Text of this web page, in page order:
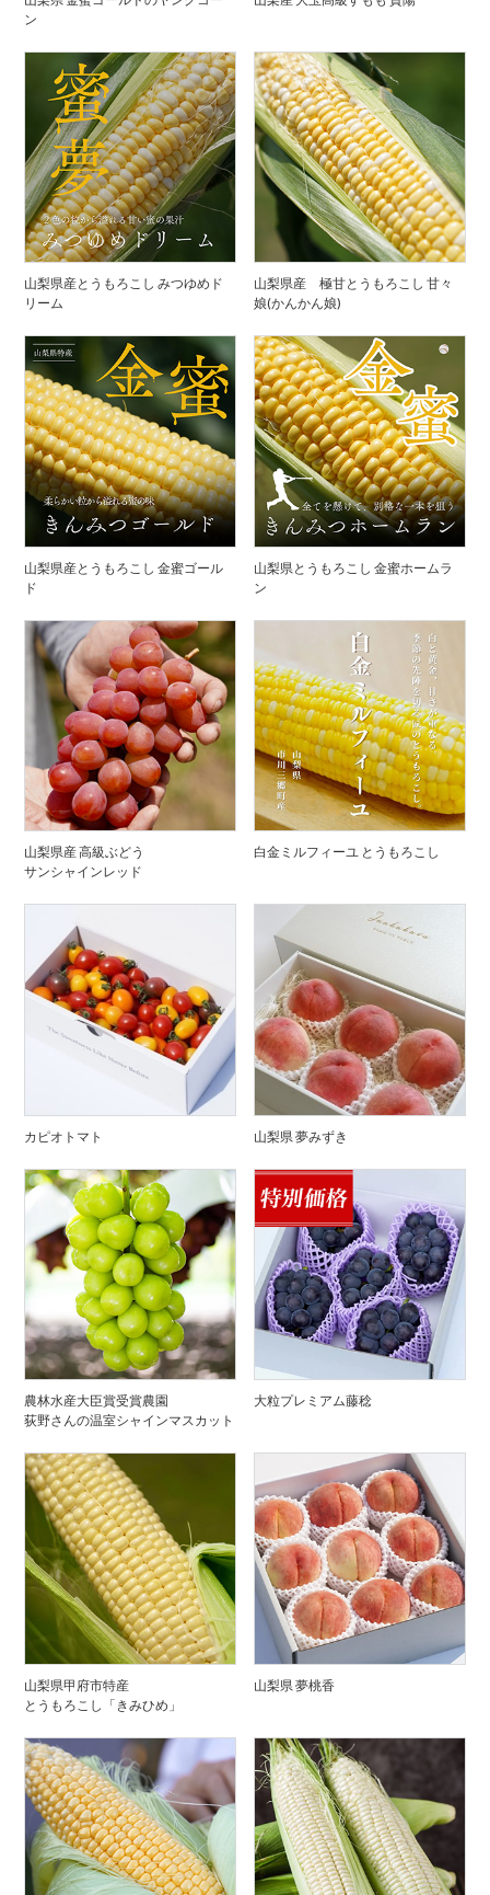
ン
山梨県産とうもろこし みつゆめド
リーム
山梨県産 極甘とうもろこし 甘々
娘(かんかん娘)
山梨県産とうもろこし 金蜜ゴール
ド
山梨県とうもろこし 金蜜ホームラ
ン
山梨県産 高級ぶどう
サンシャインレッド
白金ミルフィーユ とうもろこし
カピオトマト 山梨県 夢みずき
農林水産大臣賞受賞農園
荻野さんの温室シャインマスカット
大粒プレミアム藤稔
山梨県甲府市特産
とうもろこし「きみひめ」
山梨県 夢桃香